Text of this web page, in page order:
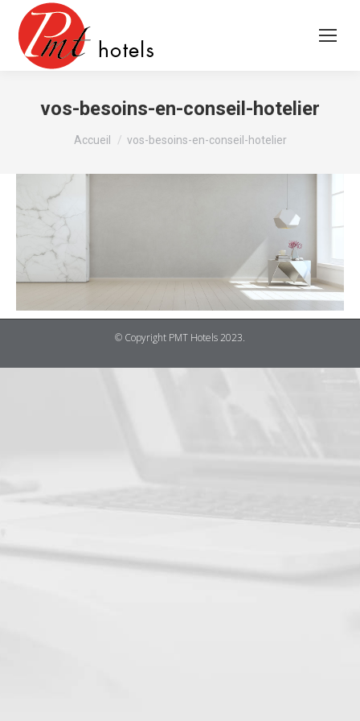
vos-besoins-en-conseil-hotelier
Vous êtes ici :
Accueil vos-besoins-en-conseil-hotelier
© Copyright PMT Hotels 2023.